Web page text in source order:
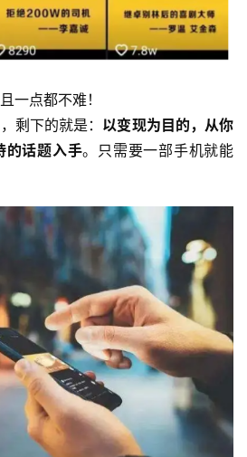
一点都不难！
剩下的就是： 以变现为目的，从你
的话题入手。只需要一部手机就能